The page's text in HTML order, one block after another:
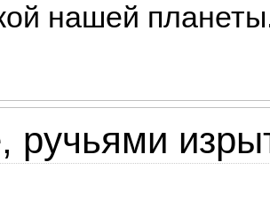
нашей
ручьями